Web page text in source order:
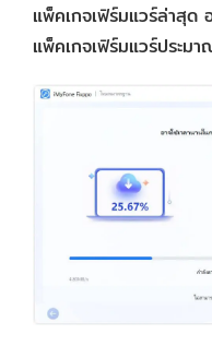
แพ็คเกจเฟิร์มแวร์ล่าสุด
แพ็คเกจเฟิร์มแวร์ประม